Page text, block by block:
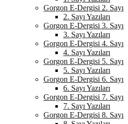
Gorgon E-Dergisi 2. Sayı
2. Sayı Yazıları
Gorgon E-Dergisi 3. Sayı
3. Sayı Yazıları
Gorgon E-Dergisi 4. Sayı
4. Sayı Yazıları
Gorgon E-Dergisi 5. Sayı
5. Sayı Yazıları
Gorgon E-Dergisi 6. Sayı
6. Sayı Yazıları
Gorgon E-Dergisi 7. Sayı
7. Sayı Yazıları
Gorgon E-Dergisi 8. Sayı